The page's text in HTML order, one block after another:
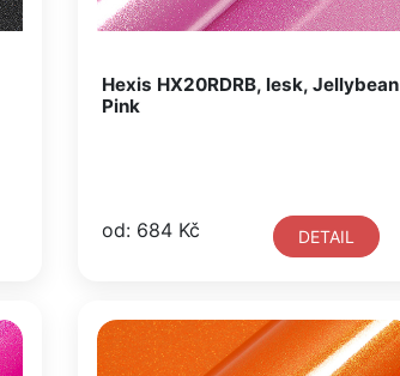
Hexis HX20RDRB, lesk, Jellybean
Pink
od: 684 Kč DETAIL